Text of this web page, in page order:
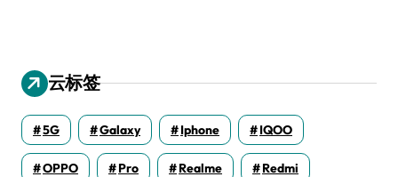
云标签
5G Galaxy Iphone IQOO
OPPO Pro Realme Redmi